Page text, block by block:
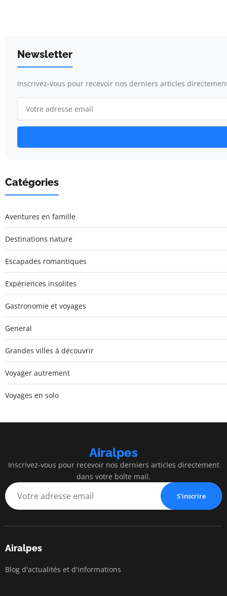
Newsletter
Inscrivez-vous pour recevoir nos derniers articles
Catégories
Aventures en famille
Destinations nature
Escapades romantiques
Expériences insolites
Gastronomie et voyages
General
Grandes villes à découvrir
Voyager autrement
Voyages en solo
Airalpes
Inscrivez-vous pour recevoir nos derniers articles directement
dans votre boîte mail.
S'inscrire
Airalpes
Blog d'actualités et d'informations